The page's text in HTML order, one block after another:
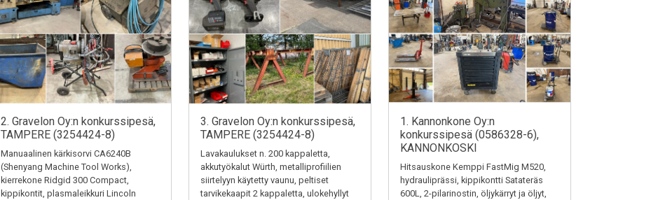
2. Gravelon Oy:n konkurssipesä,
TAMPERE (3254424-8)
Manuaalinen kärkisorvi CA6240B
(Shenyang Machine Tool Works),
kierrekone Ridgid 300 Compact,
kippikontit, plasmaleikkuri Lincoln
3. Gravelon Oy:n konkurssipesä,
TAMPERE (3254424-8)
Lavakaulukset n. 200 kappaletta,
akkutyökalut Würth, metalliprofiilien
siirtelyyn käytetty vaunu, peltiset
tarvikekaapit 2 kappaletta, ulokehyllyt
1. Kannonkone Oy:n
konkurssipesä (0586328-6),
KANNONKOSKI
Hitsauskone Kemppi FastMig M520,
hydrauliprässi, kippikontti Satateräs
600L, 2-pilarinostin, öljykärryt ja öljyt,